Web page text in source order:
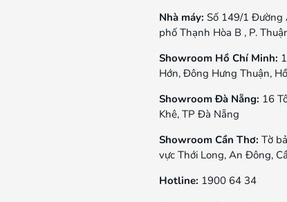
Nhà máy: Số 149/1 Đường
phố Thạnh Hòa B , P.
Showroom Hồ Chí Minh:
Hớn, Đông Hưng Thuận,
Showroom Đà Nẵng: 16
Khê, TP Đà Nẵng
Showroom Cần Thơ: Tờ
vực Thới Long, An Đông,
Hotline: 1900 64 34